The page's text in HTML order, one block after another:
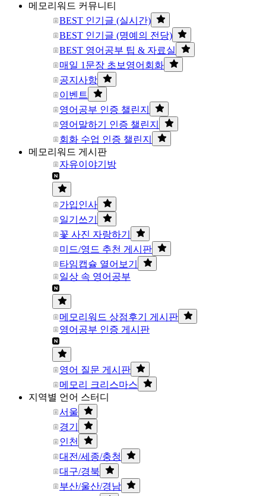
메모리워드 커뮤니티
BEST 인기글 (실시간)
BEST 인기글 (명예의 전당)
BEST 영어공부 팁 & 자료실
매일 1문장 초보영어회화
공지사항
이벤트
영어공부 인증 챌린지
영어말하기 인증 챌린지
회화 수업 인증 챌린지
메모리워드 게시판
자유이야기방
가입인사
일기쓰기
꽃 사진 자랑하기
미드/영드 추천 게시판
타임캡슐 열어보기
일상 속 영어공부
메모리워드 상점후기 게시판
영어공부 인증 게시판
영어 질문 게시판
메모리 크리스마스
지역별 언어 스터디
서울
경기
인천
대전/세종/충청
대구/경북
부산/울산/경남